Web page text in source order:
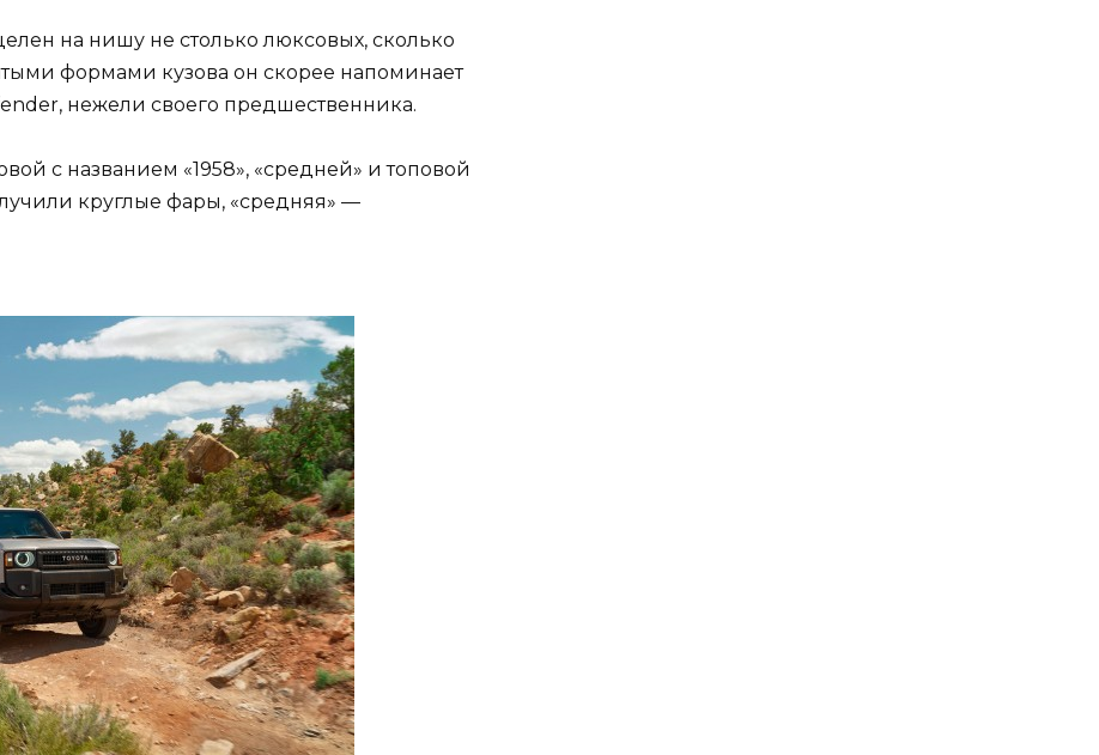
на нишу не столько люксовых, сколько
формами кузова он скорее напоминает
нежели своего предшественника.
с названием «1958», «средней» и топовой
круглые фары, «средняя» —